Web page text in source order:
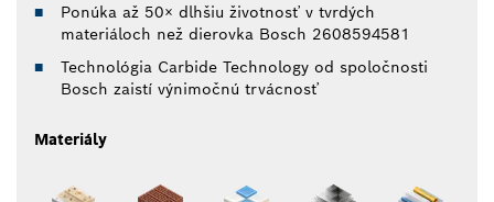
Ponúka až 50× dlhšiu životnosť v tvrdých
materiáloch než dierovka Bosch 2608594581
Technológia Carbide Technology od spoločnosti
Bosch zaistí výnimočnú trvácnosť
Materiály